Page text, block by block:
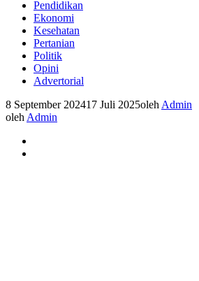
Pendidikan
Ekonomi
Kesehatan
Pertanian
Politik
Opini
Advertorial
8 September 202417 Juli 2025oleh Admin
oleh Admin